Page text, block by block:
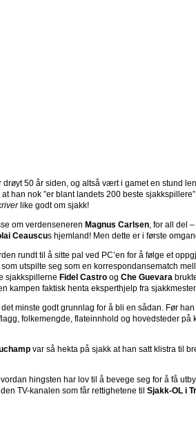
50 år siden, og altså vært i gamet en stund
han nok ”er blant landets 200 beste
like godt om sjakk!
om verdenseneren Magnus Carlsen , for all del
Ceauscus hjemland! Men dette er i første
rundt til å sitte pal ved PC’en for å følge et
utspilte seg som en korrespondansematch
sjakkspillerne Fidel Castro og Che Guevara
kampen faktisk henta eksperthjelp fra
minste godt grunnlag for å bli en sådan. Før
folkemengde, flateinnhold og hovedsteder på
var så hekta på sjakk at han satt klistra til
hingsten har lov til å bevege seg for å få
TV-kanalen som får rettighetene til Sjakk-OL i